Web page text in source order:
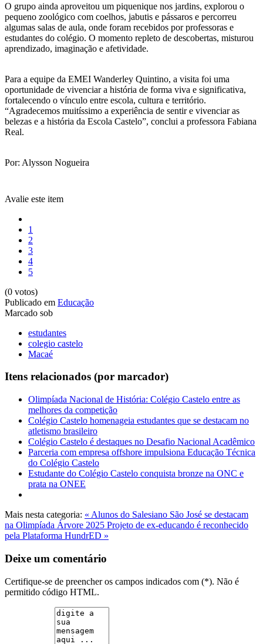
O grupo ainda aproveitou um piquenique nos jardins, explorou o
pequeno zoológico com coelhos, jabutis e pássaros e percorreu
algumas salas de aula, onde foram recebidos por professoras e
estudantes do colégio. O momento repleto de descobertas, misturou
aprendizado, imaginação e afetividade.
Para a equipe da EMEI Wanderley Quintino, a visita foi uma
oportunidade de vivenciar a história de forma viva e significativa,
fortalecendo o vínculo entre escola, cultura e território.
“Agradecemos muitíssimo a experiência de sentir e vivenciar as
belezas e a história da Escola Castelo”, conclui a professora Fabiana
Real.
Por: Alysson Nogueira
Avalie este item
1
2
3
4
5
(0 votos)
Publicado em Educação
Marcado sob
estudantes
colegio castelo
Macaé
Itens relacionados (por marcador)
Olimpíada Nacional de História: Colégio Castelo entre as
melhores da competição
Colégio Castelo homenageia estudantes que se destacam no
atletismo brasileiro
Colégio Castelo é destaques no Desafio Nacional Acadêmico
Parceria com empresa offshore impulsiona Educação Técnica
do Colégio Castelo
Estudante do Colégio Castelo conquista bronze na ONC e
prata na ONEE
Mais nesta categoria: « Alunos do Salesiano São José se destacam
na Olimpíada Árvore 2025 Projeto de ex-educando é reconhecido
pela Plataforma HundrED »
Deixe um comentário
Certifique-se de preencher os campos indicados com (*). Não é
permitido código HTML.